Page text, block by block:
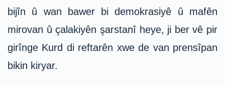
bijîn û wan bawer bi demokrasiyê û mafên
mirovan û çalakiyên şarstanî heye, ji ber vê pir
girînge Kurd di reftarên xwe de van prensîpan
bikin kiryar.